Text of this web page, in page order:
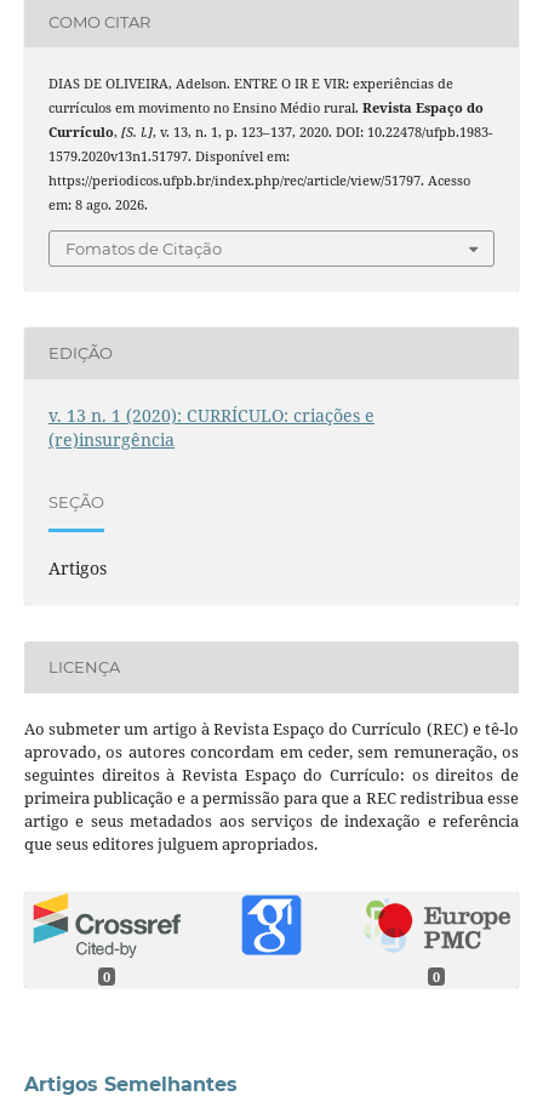
COMO CITAR
DIAS DE OLIVEIRA, Adelson. ENTRE O IR E VIR: experiências de
currículos em movimento no Ensino Médio rural. Revista Espaço do
Currículo, [S. l.], v. 13, n. 1, p. 123–137, 2020. DOI: 10.22478/ufpb.1983-
1579.2020v13n1.51797. Disponível em:
https://periodicos.ufpb.br/index.php/rec/article/view/51797. Acesso
em: 8 ago. 2026.
Fomatos de Citação
EDIÇÃO
v. 13 n. 1 (2020): CURRÍCULO: criações e
(re)insurgência
SEÇÃO
Artigos
LICENÇA
Ao submeter um artigo à Revista Espaço do Currículo (REC) e tê-lo
aprovado, os autores concordam em ceder, sem remuneração, os
seguintes direitos à Revista Espaço do Currículo: os direitos de
primeira publicação e a permissão para que a REC redistribua esse
artigo e seus metadados aos serviços de indexação e referência
que seus editores julguem apropriados.
0 0
Artigos Semelhantes